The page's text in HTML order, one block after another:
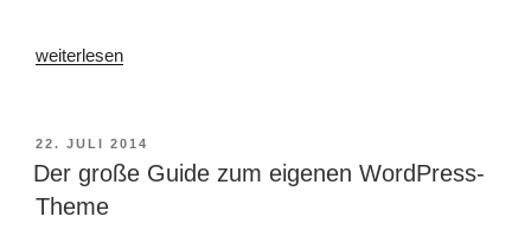
„02.04.2015“
weiterlesen
VERÖFFENTLICHT
AM
22. JULI 2014
Der große Guide zum eigenen WordPress-
Theme